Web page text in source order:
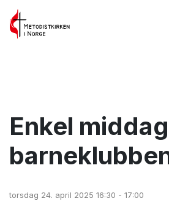
Enkel
torsdag 24. april 2025 16:30 - 17:00